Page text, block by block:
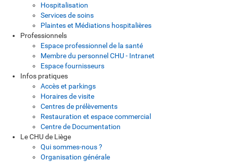
Hospitalisation
Services de soins
Plaintes et Médiations hospitalières
Professionnels
Espace professionnel de la santé
Membre du personnel CHU - Intranet
Espace fournisseurs
Infos pratiques
Accès et parkings
Horaires de visite
Centres de prélèvements
Restauration et espace commercial
Centre de Documentation
Le CHU de Liège
Qui sommes-nous ?
Organisation générale